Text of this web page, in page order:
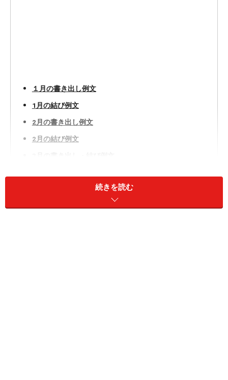
１月の書き出し例文
1月の結び例文
2月の書き出し例文
2月の結び例文
5月の書き出し・結び例文
6月の書き出し・結び例文
続きを読む